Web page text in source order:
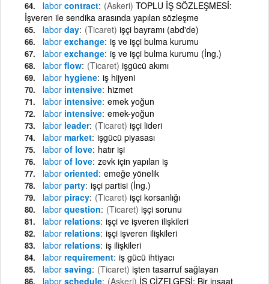
labor contract (Askeri) TOPLU İŞ SÖZLEŞMESİ:
İşveren ile sendika arasında yapılan sözleşme
labor day (Ticaret) işçi bayramı (abd'de)
labor exchange iş ve işçi bulma kurumu
labor exchange iş ve işçi bulma kurumu (İng.)
labor flow (Ticaret) işgücü akımı
labor hygiene iş hijyeni
labor intensive hizmet
labor intensive emek yoğun
labor intensive emek-yoğun
labor leader (Ticaret) işçi lideri
labor market işgücü piyasası
labor of love hatır işi
labor of love zevk için yapılan iş
labor oriented emeğe yönelik
labor party işçi partisi (İng.)
labor piracy (Ticaret) işçi korsanlığı
labor question (Ticaret) işçi sorunu
labor relations işçi ve işveren ilişkileri
labor relations işçi işveren ilişkileri
labor relations iş ilişkileri
labor requirement iş gücü ihtiyacı
labor saving (Ticaret) işten tasarruf sağlayan
labor schedule (Askeri) İŞ ÇİZELGESİ: Bir inşaat